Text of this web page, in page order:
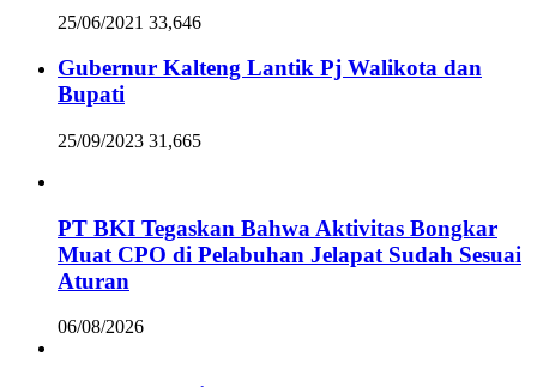
25/06/2021 33,646
Gubernur Kalteng Lantik Pj Walikota dan
Bupati
25/09/2023 31,665
PT BKI Tegaskan Bahwa Aktivitas Bongkar
Muat CPO di Pelabuhan Jelapat Sudah Sesuai
Aturan
06/08/2026